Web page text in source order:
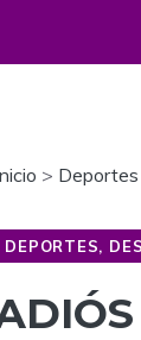
> Deportes
DEPORTES,